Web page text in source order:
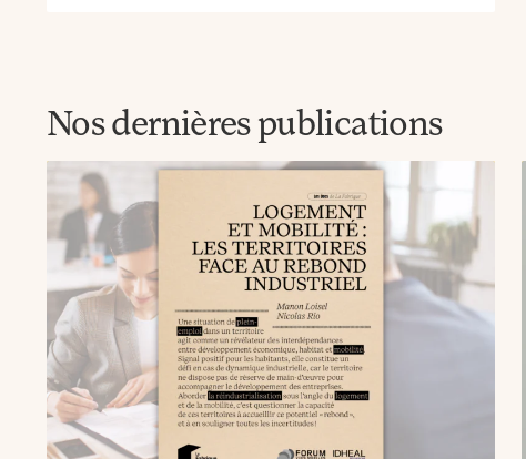
Nos dernières publications